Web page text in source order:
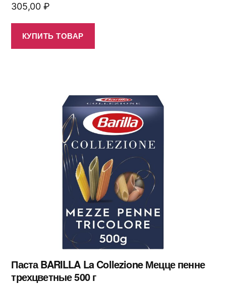
305,00 ₽
КУПИТЬ ТОВАР
Паста BARILLA La Collezione Мецце пенне
трехцветные 500 г